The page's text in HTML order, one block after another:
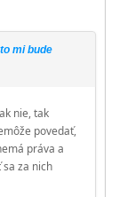
mi bude
nie, tak
povedať,
práva a
za nich